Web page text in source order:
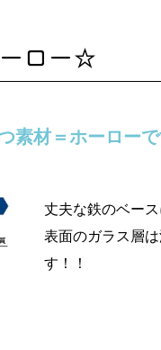
ーロー☆
素材＝ホーローで
丈夫な鉄のベー
表面のガラス層
す！！